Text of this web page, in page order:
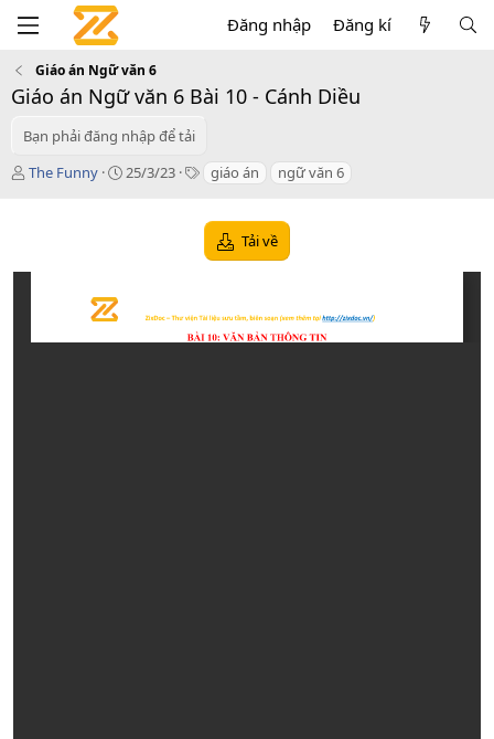
Đăng nhập Đăng kí
Giáo án Ngữ văn 6
Giáo án Ngữ văn 6 Bài 10 - Cánh Diều
Bạn phải đăng nhập để tải
T
ả
The Funny
C
25/3/23
T
s
giáo án ngữ văn 6
Tải về